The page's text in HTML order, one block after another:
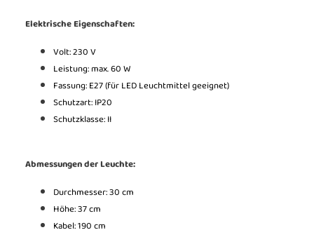
Elektrische Eigenschaften:
Volt: 230 V
Leistung: max. 60 W
Fassung: E27 (für LED Leuchtmittel geeignet)
Schutzart: IP20
Schutzklasse: II
Abmessungen der Leuchte:
Durchmesser: 30 cm
Höhe: 37 cm
Kabel: 190 cm